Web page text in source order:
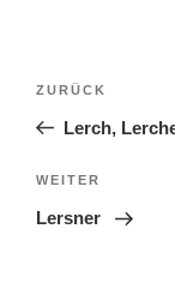
Vorheriger
Beitrag
ZURÜCK
Lerch,
Nächster
Beitrag
WEITER
Lersner